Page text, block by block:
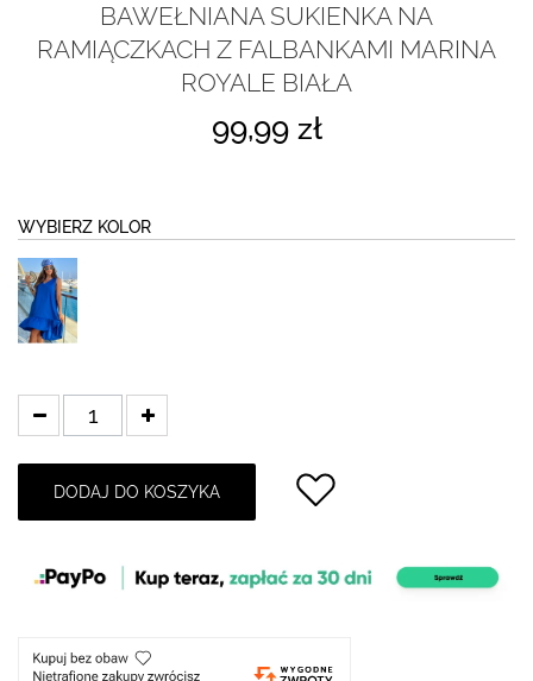
BAWEŁNIANA SUKIENKA NA
RAMIĄCZKACH Z FALBANKAMI MARINA
ROYALE BIAŁA
99,99 zł
WYBIERZ KOLOR
DODAJ DO KOSZYKA